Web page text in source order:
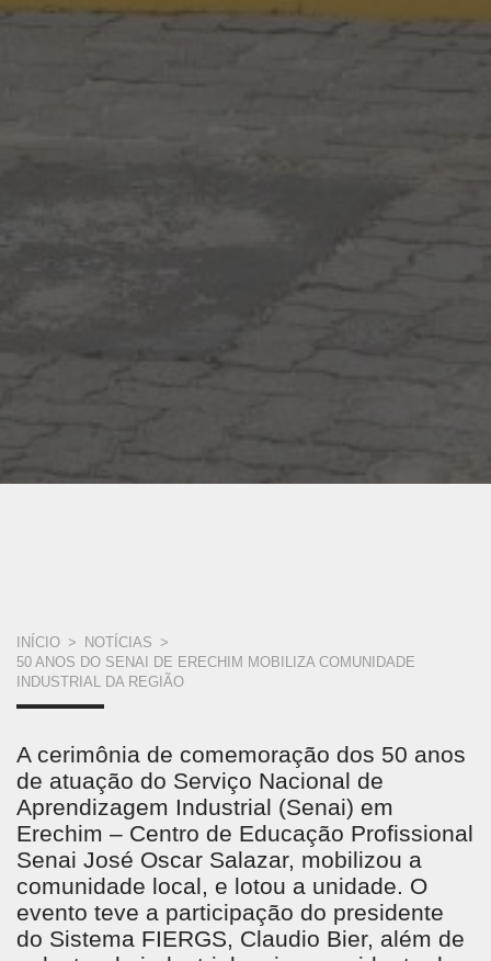
VOCÊ
ESTÁ
INÍCIO > NOTÍCIAS >
50 ANOS DO SENAI DE ERECHIM MOBILIZA COMUNIDADE
INDUSTRIAL DA REGIÃO
A cerimônia de comemoração dos 50 anos
de atuação do Serviço Nacional de
Aprendizagem Industrial (Senai) em
Erechim – Centro de Educação Profissional
Senai José Oscar Salazar, mobilizou a
comunidade local, e lotou a unidade. O
evento teve a participação do presidente
do Sistema FIERGS, Claudio Bier, além de